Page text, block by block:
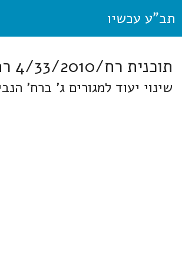
תב"ע עכשיו
תוכנית רח/4/33/2010 רחובות
שינוי יעוד למגורים ג' ברח'